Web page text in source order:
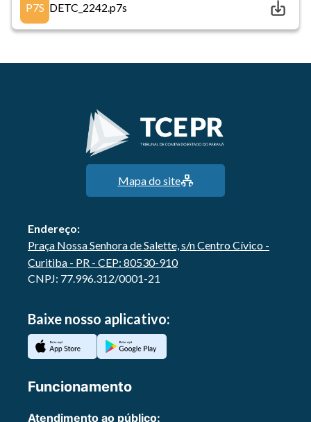
P7S DETC_2242.p7s
Mapa do site
Endereço:
Praça Nossa Senhora de Salette, s/n Centro Cívico -
Curitiba - PR - CEP: 80530-910
CNPJ: 77.996.312/0001-21
Baixe nosso aplicativo:
Funcionamento
Atendimento ao público: